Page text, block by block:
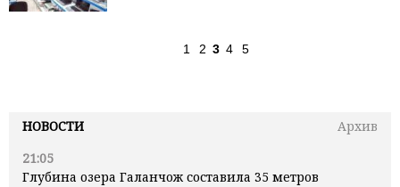
НОВОСТИ
Архив
21:05
Глубина озера Галанчож составила 35 метров
1 2 3 4 5